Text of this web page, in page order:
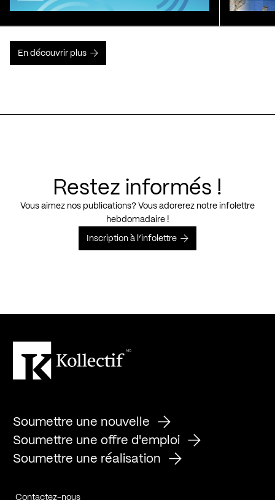
En découvrir plus
Restez informés !
Vous aimez nos publications? Vous adorerez notre infolettre
hebdomadaire !
Inscription à l’infolettre
Soumettre une nouvelle
Soumettre une offre d'emploi
Soumettre une réalisation
Contactez-nous